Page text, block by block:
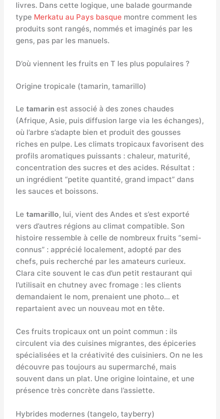
livres. Dans cette logique, une balade gourmande
type Merkatu au Pays basque montre comment les
produits sont rangés, nommés et imaginés par les
gens, pas par les manuels.
D’où viennent les fruits en T les plus populaires ?
Origine tropicale (tamarin, tamarillo)
Le tamarin est associé à des zones chaudes
(Afrique, Asie, puis diffusion large via les échanges),
où l’arbre s’adapte bien et produit des gousses
riches en pulpe. Les climats tropicaux favorisent des
profils aromatiques puissants : chaleur, maturité,
concentration des sucres et des acides. Résultat :
un ingrédient “petite quantité, grand impact” dans
les sauces et boissons.
Le tamarillo, lui, vient des Andes et s’est exporté
vers d’autres régions au climat compatible. Son
histoire ressemble à celle de nombreux fruits “semi-
connus” : apprécié localement, adopté par des
chefs, puis recherché par les amateurs curieux.
Clara cite souvent le cas d’un petit restaurant qui
l’utilisait en chutney avec fromage : les clients
demandaient le nom, prenaient une photo… et
repartaient avec un nouveau mot en tête.
Ces fruits tropicaux ont un point commun : ils
circulent via des cuisines migrantes, des épiceries
spécialisées et la créativité des cuisiniers. On ne les
découvre pas toujours au supermarché, mais
souvent dans un plat. Une origine lointaine, et une
présence très concrète dans l’assiette.
Hybrides modernes (tangelo, tayberry)